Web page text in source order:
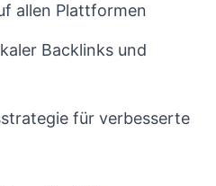
allen Plattformen
Backlinks und
für verbesserte